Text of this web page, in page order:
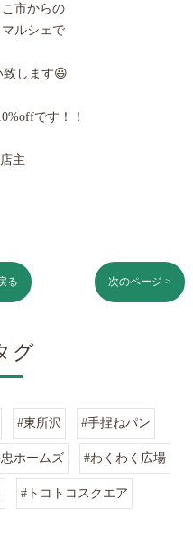
市からの
ルシェで
致します😃
です！！
主
る 次のページ >
グ
#東所沢 #手捏ねパン
ホームズ #わくわく広場
#トコトコスクエア